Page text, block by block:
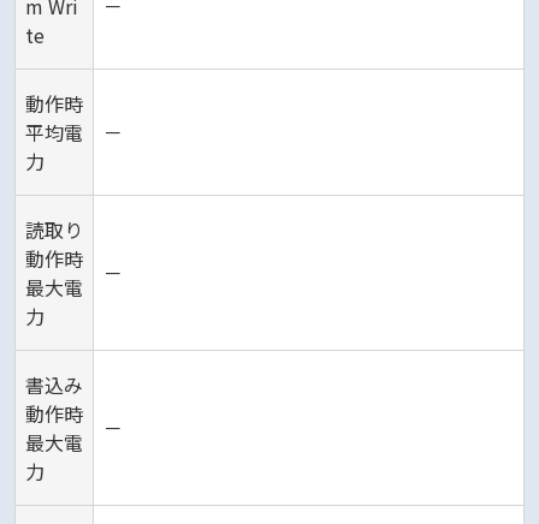
m Wri
te
－
動作時
平均電
力
－
読取り
動作時
最大電
力
－
書込み
動作時
最大電
力
－